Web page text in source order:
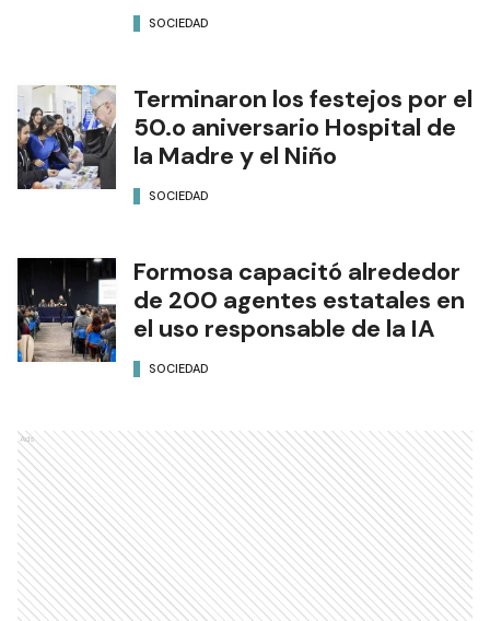
SOCIEDAD
Terminaron los festejos por el
50.o aniversario Hospital de
la Madre y el Niño
SOCIEDAD
Formosa capacitó alrededor
de 200 agentes estatales en
el uso responsable de la IA
SOCIEDAD
Ads